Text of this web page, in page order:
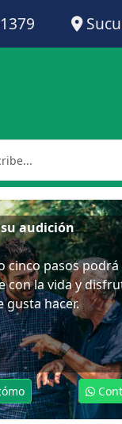
audición
cinco pasos podrá
con la vida y
gusta hacer.